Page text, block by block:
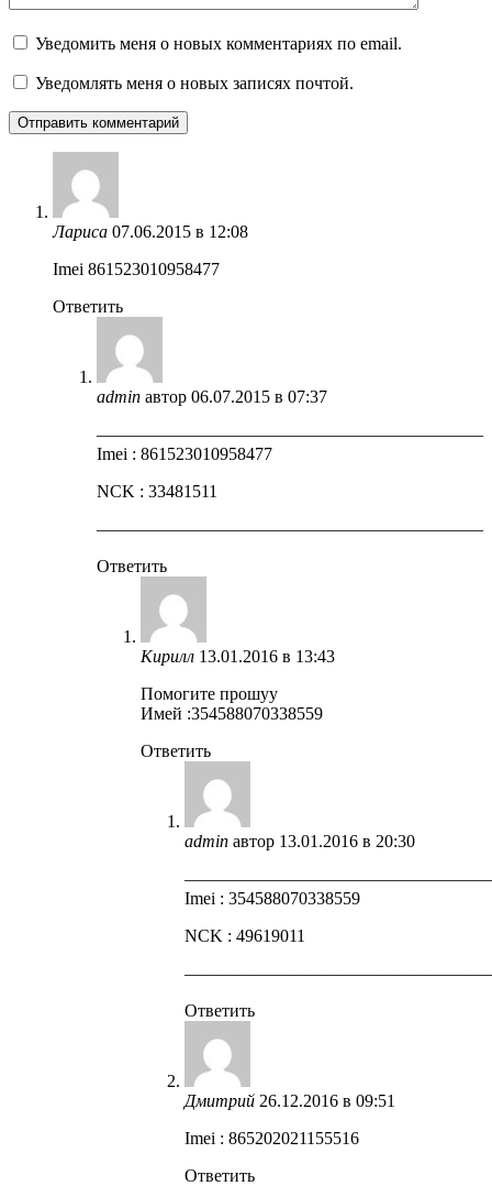
Уведомить меня о новых комментариях по email.
Уведомлять меня о новых записях почтой.
Лариса 07.06.2015 в 12:08
Imei 861523010958477
Ответить
admin автор 06.07.2015 в 07:37
——————————————————————
Imei : 861523010958477
NCK : 33481511
——————————————————————
Ответить
Кирилл 13.01.2016 в 13:43
Помогите прошуу
Имей :354588070338559
Ответить
admin автор 13.01.2016 в 20:30
Imei : 354588070338559
NCK : 49619011
Ответить
Дмитрий 26.12.2016 в 09:51
Imei : 865202021155516
Ответить